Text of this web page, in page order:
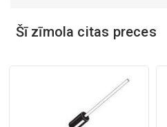
Mākslīgā intelekta aprakstsŠī zīmola citas preces